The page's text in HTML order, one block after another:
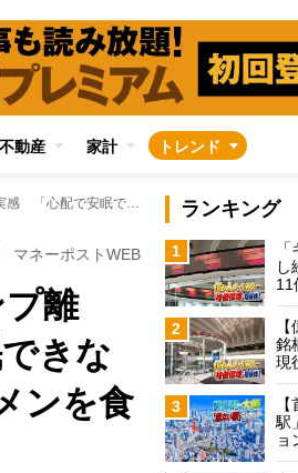
動産 家計 トレンド
最初は楽しいと思ったけど…“キャンプ離れ”した人たちの実感 「心配で安眠できない」「なぜ遠くに行ってカップラーメンを食べるのか」「腰が痛い」
マネーポストWEB
離
きな
ンを食
ランキング
1
し
11
2
銘
現
3
駅
ョ